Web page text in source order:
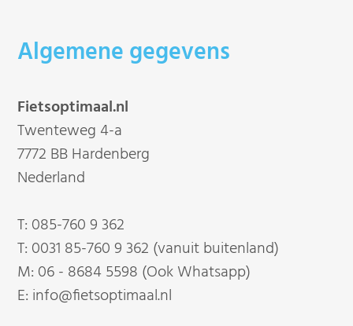
Algemene gegevens
Fietsoptimaal.nl
Twenteweg 4-a
7772 BB Hardenberg
Nederland
T: 085-760 9 362
T: 0031 85-760 9 362 (vanuit buitenland)
M: 06 - 8684 5598 (Ook Whatsapp)
E: info@fietsoptimaal.nl